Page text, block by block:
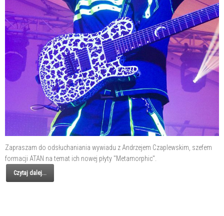
Zapraszam do odsłuchaniania wywiadu z Andrzejem Czaplewskim, szefem
formacji ATAN na temat ich nowej płyty "Metamorphic".
Czytaj dalej...